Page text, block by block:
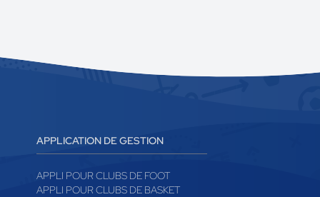
APPLICATION DE GESTION
APPLI POUR CLUBS DE FOOT
APPLI POUR CLUBS DE BASKET